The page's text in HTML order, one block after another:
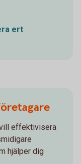
ert
effektivisera
hjälper dig